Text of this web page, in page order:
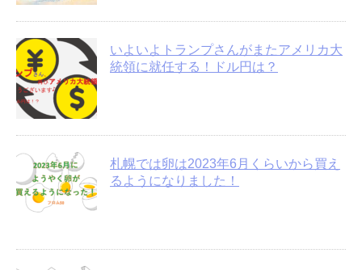
いよいよトランプさんがまたアメリカ大
統領に就任する！ドル円は？
札幌では卵は2023年6月くらいから買え
るようになりました！